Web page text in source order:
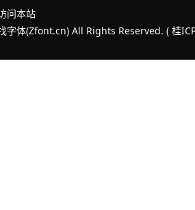
问本站
字体(Zfont.cn) All Rights Reserved. ( 桂